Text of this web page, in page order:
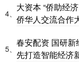
4、
大资本 “侨助经
侨华人交流合作
5、
春安配资 国研
先打造智能经济